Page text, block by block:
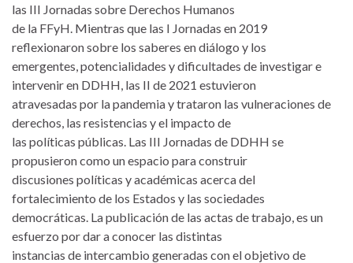
las III Jornadas sobre Derechos Humanos
de la FFyH. Mientras que las I Jornadas en 2019
reflexionaron sobre los saberes en diálogo y los
emergentes, potencialidades y dificultades de investigar e
intervenir en DDHH, las II de 2021 estuvieron
atravesadas por la pandemia y trataron las vulneraciones de
derechos, las resistencias y el impacto de
las políticas públicas. Las III Jornadas de DDHH se
propusieron como un espacio para construir
discusiones políticas y académicas acerca del
fortalecimiento de los Estados y las sociedades
democráticas. La publicación de las actas de trabajo, es un
esfuerzo por dar a conocer las distintas
instancias de intercambio generadas con el objetivo de